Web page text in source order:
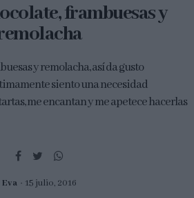
frambuesas y
y remolacha, así da gusto
siento una necesidad
me encantan y me apetece hacerlas
Eva 15 julio, 2016